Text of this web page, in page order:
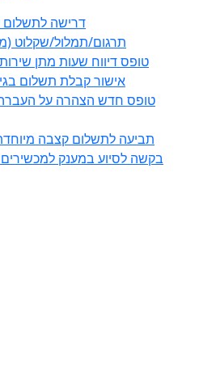
תרגום/תמלול/שקלוט
2356 – טופס דיווח שעות מתן
2357 – אישור קבלת תשלום
266 – תביעה לתשלום קצבה
267 – בקשה לסיוע במענק